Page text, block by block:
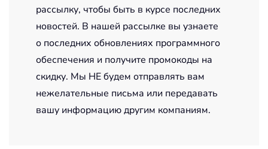
рассылку, чтобы быть в курсе последних
новостей. В нашей рассылке вы узнаете
о последних обновлениях программного
обеспечения и получите промокоды на
скидку. Мы НЕ будем отправлять вам
нежелательные письма или передавать
вашу информацию другим компаниям.